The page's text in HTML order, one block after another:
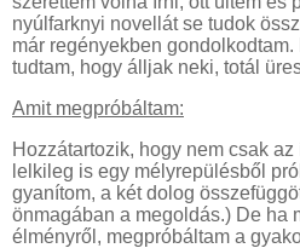
nyúlfarknyi novellát se tudok
már regényekben
tudtam, hogy álljak neki, totál
Amit megpróbáltam:
Hozzátartozik, hogy nem csak
lelkileg is egy mélyrepülésből
gyanítom, a két dolog
önmagában a megoldás.) De ha
élményről, megpróbáltam a